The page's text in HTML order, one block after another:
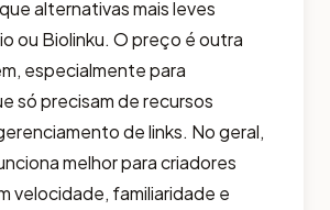
alternativas mais leves
ou Biolinku. O preço é outra
especialmente para
só precisam de recursos
de links. No geral,
melhor para criadores
velocidade, familiaridade e